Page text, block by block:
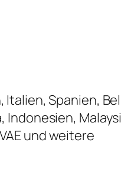
Spanien,
Indonesien,
und weitere